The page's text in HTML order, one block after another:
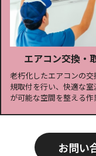
エアコン交換・
老朽化したエアコンの交
規取付を行い、快適な室
が可能な空間を整える作
お問い